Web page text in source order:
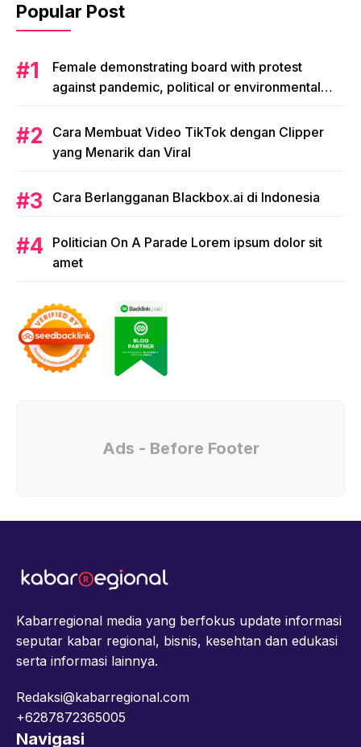
Popular Post
Female demonstrating board with protest
against pandemic, political or environmental
Cara Membuat Video TikTok dengan Clipper
yang Menarik dan Viral
Cara Berlangganan Blackbox.ai di Indonesia
Politician On A Parade Lorem ipsum dolor sit
amet
Ads - Before Footer
Kabarregional media yang berfokus update informasi
seputar kabar regional, bisnis, kesehtan dan edukasi
serta informasi lainnya.
Redaksi@kabarregional.com
+6287872365005
Navigasi